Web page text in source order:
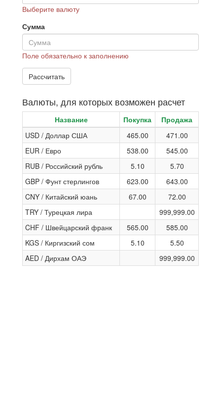
Выберите валюту
Сумма
Поле обязательно к заполнению
Валюты, для которых возможен расчет
Название Покупка
Продажа
USD / Доллар США
465.00
471.00
EUR / Евро
538.00
545.00
RUB / Российский рубль
5.10
5.70
GBP / Фунт стерлингов
623.00
643.00
CNY / Китайский юань
67.00
72.00
TRY / Турецкая лира
999,999.00
CHF / Швейцарский франк
565.00
585.00
KGS / Киргизский сом
5.10
5.50
AED / Дирхам ОАЭ
999,999.00